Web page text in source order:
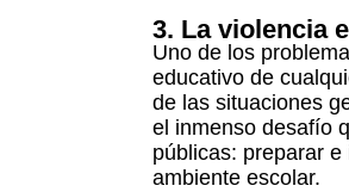
3. La violencia
Uno de los
educativo de
de las situaciones
el inmenso desafío
públicas: preparar
ambiente escolar.